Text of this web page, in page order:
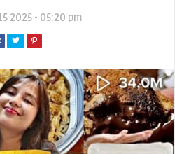
2025 - 05:20 pm